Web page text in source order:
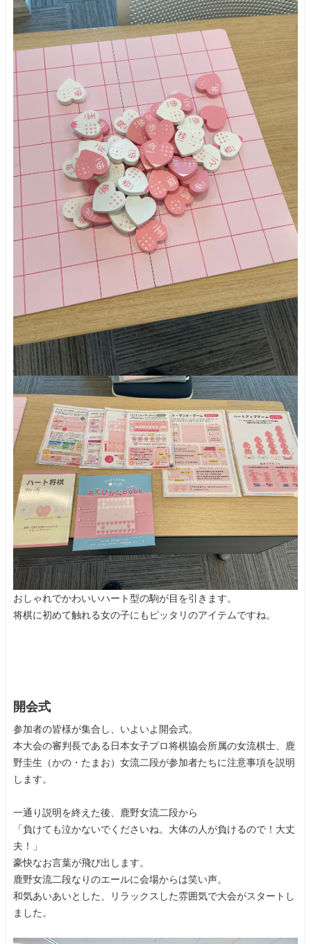
おしゃれでかわいいハート型の駒が目を引きます。
将棋に初めて触れる女の子にもピッタリのアイテムですね。
開会式
参加者の皆様が集合し、いよいよ開会式。
本大会の審判長である日本女子プロ将棋協会所属の女流棋士、鹿
野圭生（かの・たまお）女流二段が参加者たちに注意事項を説明
します。
一通り説明を終えた後、鹿野女流二段から
「負けても泣かないでくださいね。大体の人が負けるので！大丈
夫！」
豪快なお言葉が飛び出します。
鹿野女流二段なりのエールに会場からは笑い声。
和気あいあいとした、リラックスした雰囲気で大会がスタートし
ました。